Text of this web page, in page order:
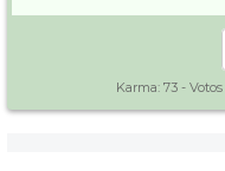
Karma: 73 -